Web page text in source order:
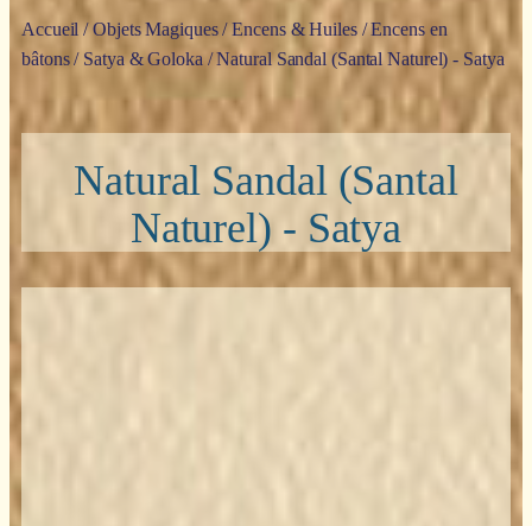
Accueil/Objets Magiques/Encens & Huiles/Encens en
bâtons/ Satya & Goloka / Natural Sandal (Santal Naturel) - Satya
Natural Sandal (Santal
Naturel) - Satya